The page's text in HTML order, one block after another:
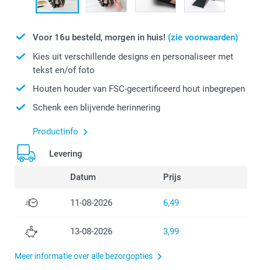
Voor 16u besteld, morgen in huis! (zie voorwaarden)
Kies uit verschillende designs en personaliseer met
tekst en/of foto
Houten houder van FSC-gecertificeerd hout inbegrepen
Schenk een blijvende herinnering
Productinfo
Levering
Datum Prijs
11-08-2026 6,49
13-08-2026 3,99
Meer informatie over alle bezorgopties